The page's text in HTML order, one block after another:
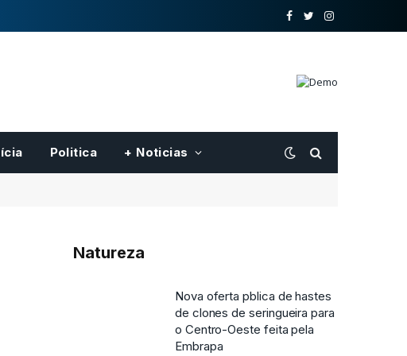
o
TwitterInstagram
Politica + Noticias
Natureza
Nova oferta pblica de hastes
de clones de seringueira para
o Centro-Oeste feita pela
Embrapa